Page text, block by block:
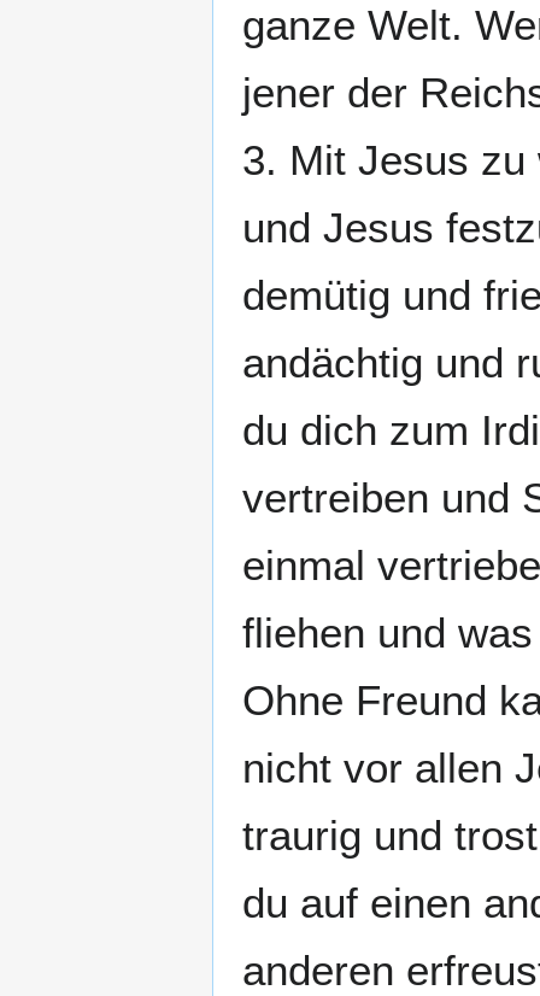
ganze Welt.
jener der
3. Mit Jesus
und Jesus
demütig und
andächtig und
du dich zum
vertreiben und
einmal
fliehen und
Ohne Freund
nicht vor allen
traurig und
du auf einen
anderen